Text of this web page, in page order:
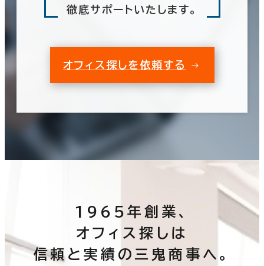
徹底サポートいたします。
オフィス探しを依頼する
1965年創業、
オフィス探しは
信頼と実績の三鬼商事へ。